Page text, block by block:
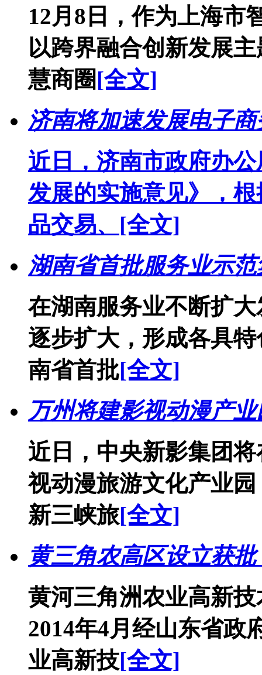
12月8日，作为上海市
以跨界融合创新发展
慧商圈[全文]
济南将加速发展电子
近日，济南市政府办
发展的实施意见》，
品交易、 [全文]
湖南省首批服务业示
在湖南服务业不断扩
逐步扩大，形成各具
南省首批[全文]
万州将建影视动漫产
近日，中央新影集团
视动漫旅游文化产业
新三峡旅[全文]
黄三角农高区设立获
黄河三角洲农业高新
2014年4月经山东省政
业高新技[全文]